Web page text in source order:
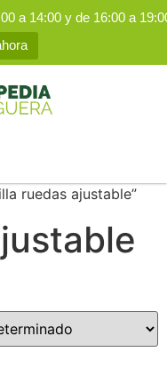
a 14:00 y de 16:00 a
ruedas ajustable”